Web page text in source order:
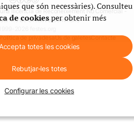
llicència de Reconeixement No Comercial -
4.0 de Creative Commons
de privadesaÚs de galetesContacte
que són necessàries). Consulteu
de cookiesper obtenir més
totes les cookies
Rebutjar-les totes
Configurar les cookies